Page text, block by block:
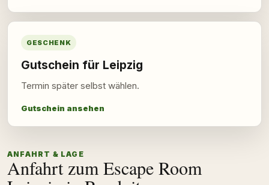
GESCHENK
Gutschein für Leipzig
Termin später selbst wählen.
Gutschein ansehen
ANFAHRT & LAGE
Anfahrt zum Escape Room